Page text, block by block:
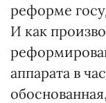
реформе
И как
аппарата в